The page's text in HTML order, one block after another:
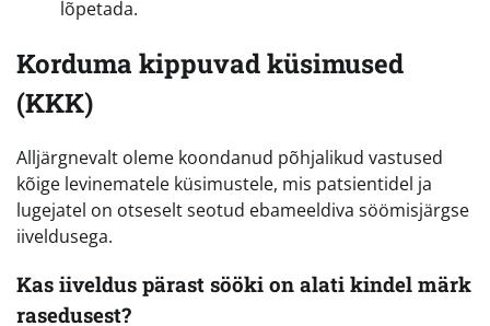
lõpetada.
Korduma kippuvad küsimused
(KKK)
Alljärgnevalt oleme koondanud põhjalikud vastused
kõige levinematele küsimustele, mis patsientidel ja
lugejatel on otseselt seotud ebameeldiva söömisjärgse
iiveldusega.
Kas iiveldus pärast sööki on alati kindel märk
rasedusest?